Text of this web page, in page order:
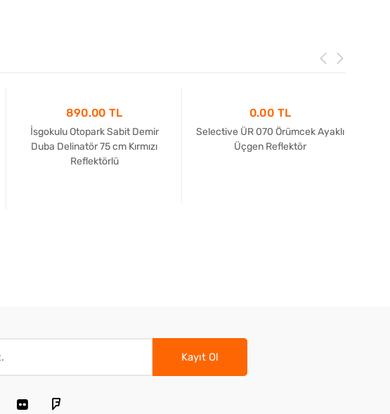
890.00 TL
İsgokulu Otopark Sabit Demir
Duba Delinatör 75 cm Kırmızı
Reflektörlü
0.00 TL
Selective ÜR 070 Örümcek Ayaklı
Üçgen Reflektör
Kayıt Ol